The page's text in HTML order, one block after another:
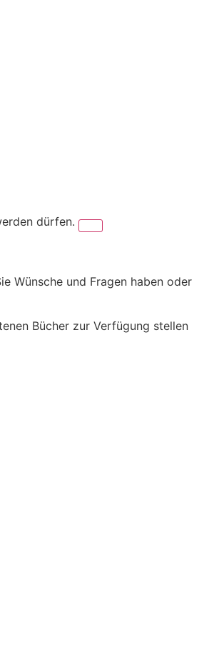
dürfen.
Wünsche und Fragen haben oder
Bücher zur Verfügung stellen